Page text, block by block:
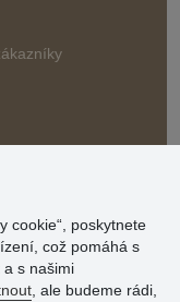
cookie“, poskytnete
což pomáhá s
s našimi
, ale budeme rádi,